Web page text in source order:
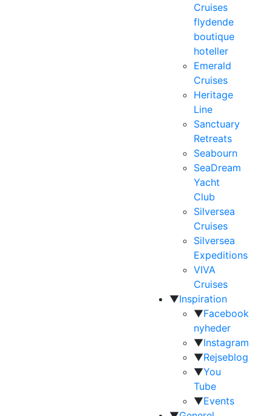
Cruises
flydende
boutique
hoteller
Emerald
Cruises
Heritage
Line
Sanctuary
Retreats
Seabourn
SeaDream
Yacht
Club
Silversea
Cruises
Silversea
Expeditions
VIVA
Cruises
▼Inspiration
▼Facebook
nyheder
▼Instagram
▼Rejseblog
▼You
Tube
▼Events